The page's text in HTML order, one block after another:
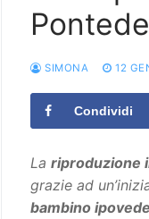
SIMONA 12
Condividi
La riproduzione
grazie ad
bambino